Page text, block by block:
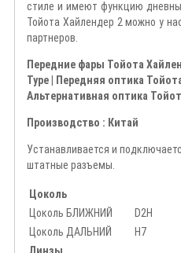
стиле и имеют функцию
Тойота Хайлендер 2 можно у
партнеров.
Передние фары Тойота
Type | Передняя оптика
Альтернативная оптика
Производство : Китай
Устанавливается и
штатные разъемы.
Цоколь
Цоколь БЛИЖНИЙ
D2H
Цоколь ДАЛЬНИЙ
H7